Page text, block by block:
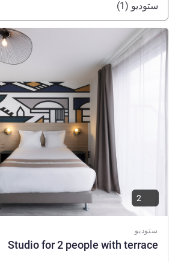
ستوديو (1)
ستوديو
Studio for 2 people with terrace
راجع التفاصيل